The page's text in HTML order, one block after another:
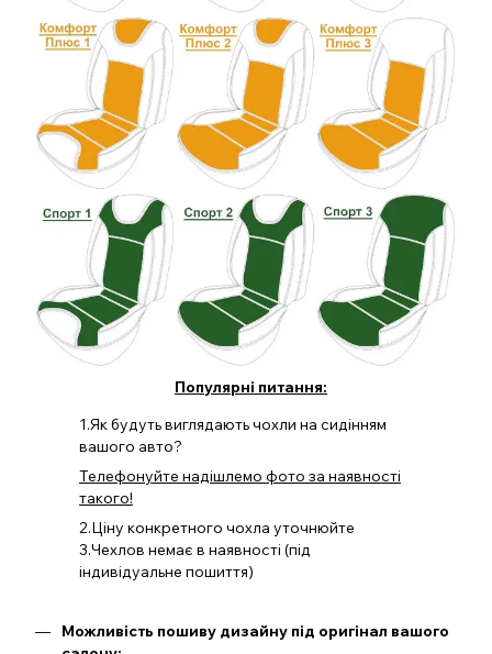
Популярні питання:
1.Як будуть виглядають чохли на сидінням
вашого авто?
Телефонуйте надішлемо фото за наявності
такого!
2.Ціну конкретного чохла уточнюйте
3.Чехлов немає в наявності (під
індивідуальне пошиття)
Можливість пошиву дизайну під оригінал вашого